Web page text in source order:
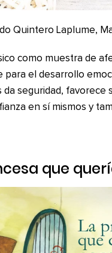
Quintero Laplume,
como muestra de
para el desarrollo
da seguridad, favorece
en sí mismos y
que